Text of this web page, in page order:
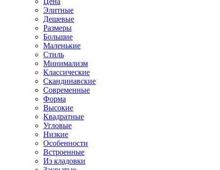
Элитные
Дешевые
Размеры
Большие
Маленькие
Стиль
Минимализм
Классические
Скандинавские
Современные
Форма
Высокие
Квадратные
Угловые
Низкие
Особенности
Встроенные
Из кладовки